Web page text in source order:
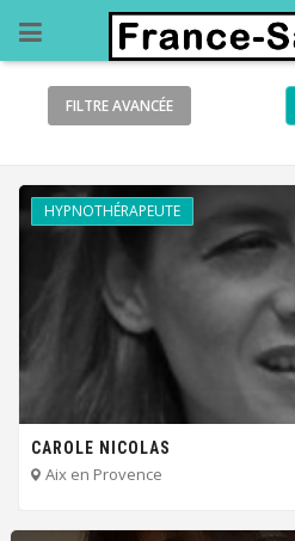
FILTREAVANCÉE
HYPNOTHÉRAPEUTE
CAROLE NICOLAS
Aix en Provence